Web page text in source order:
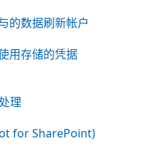
的数据刷新帐户
用存储的凭据
理
for SharePoint)